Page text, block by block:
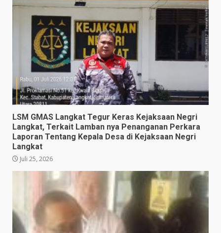
LSM GMAS Langkat Tegur Keras Kejaksaan Negri
Langkat, Terkait Lamban nya Penanganan Perkara
Laporan Tentang Kepala Desa di Kejaksaan Negri
Langkat
Juli 25, 2026